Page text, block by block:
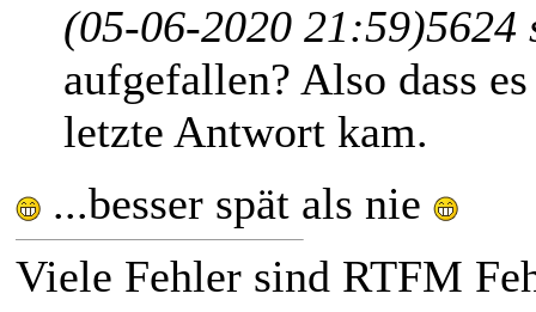
(05-06-2020 21:59)5624
aufgefallen? Also dass
letzte Antwort kam.
...besser spät als nie
Viele Fehler sind RTFM